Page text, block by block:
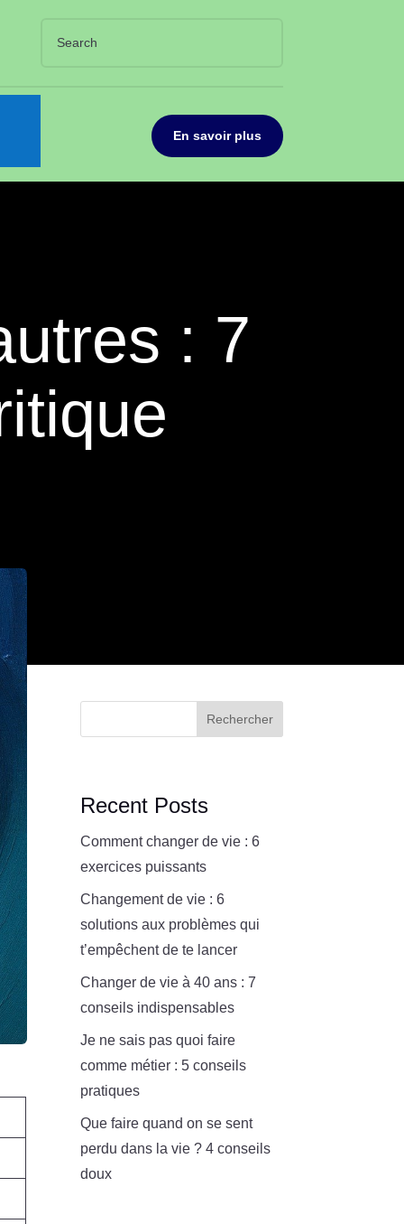
En savoir plus
: 7
Rechercher
Recent Posts
Comment changer de vie : 6
exercices puissants
Changement de vie : 6
solutions aux problèmes qui
t’empêchent de te lancer
Changer de vie à 40 ans : 7
conseils indispensables
Je ne sais pas quoi faire
comme métier : 5 conseils
pratiques
Que faire quand on se sent
perdu dans la vie ? 4 conseils
doux